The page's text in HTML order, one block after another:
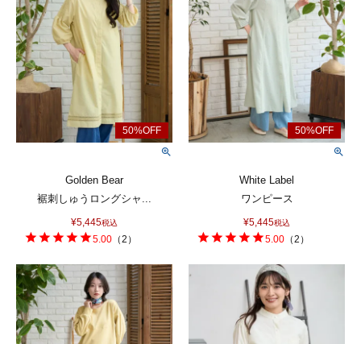
Golden Bear
裾刺しゅうロングシャ...
¥5,445税込
5.00 （2 ）
White Label
ワンピース
¥5,445税込
5.00 （2 ）